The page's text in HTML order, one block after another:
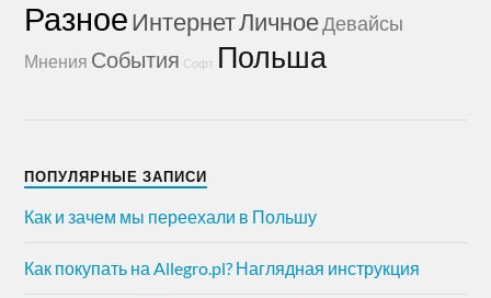
РазноеИнтернетЛичноеДевайсы
Мнения События Софт Польша
ПОПУЛЯРНЫЕ ЗАПИСИ
Как и зачем мы переехали в Польшу
Как покупать на Allegro.pl? Наглядная инструкция